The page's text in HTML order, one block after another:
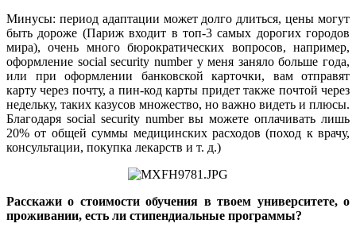
Минусы: период адаптации может долго длиться, цены могут
быть дороже (Париж входит в топ-3 самых дорогих городов
мира), очень много бюрократических вопросов, например,
оформление social security number у меня заняло больше года,
или при оформлении банковской карточки, вам отправят
карту через почту, а пин-код карты придет также почтой через
недельку, таких казусов множество, но важно видеть и плюсы.
Благодаря social security number вы можете оплачивать лишь
20% от общей суммы медицинских расходов (поход к врачу,
консультации, покупка лекарств и т. д.)
Расскажи о стоимости обучения в твоем университете, о
проживании, есть ли стипендиальные программы?